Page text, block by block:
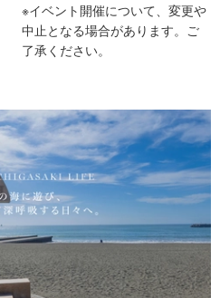
※イベント開催について、変更や
中止となる場合があります。ご
了承ください。